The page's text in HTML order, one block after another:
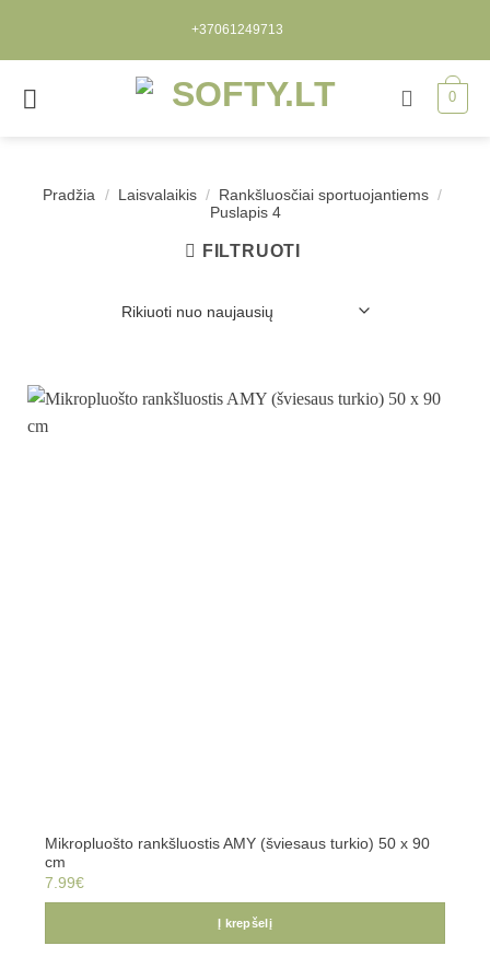
+37061249713
0
Pradžia / Laisvalaikis / Rankšluosčiai sportuojantiems /
Puslapis 4
FILTRUOTI
Mikropluošto rankšluostis AMY (šviesaus turkio) 50 x 90
cm
7.99€
Į krepšelį
Deja...